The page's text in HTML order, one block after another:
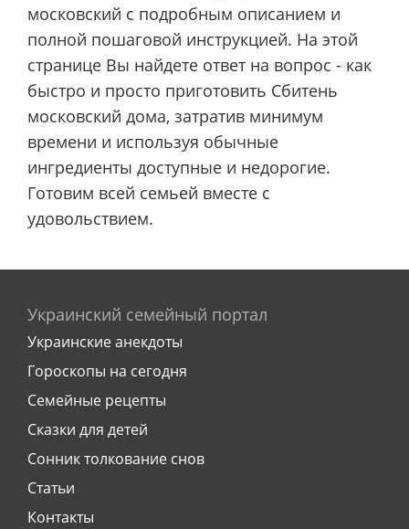
московский с подробным описанием и
полной пошаговой инструкцией. На этой
странице Вы найдете ответ на вопрос - как
быстро и просто приготовить Сбитень
московский дома, затратив минимум
времени и используя обычные
ингредиенты доступные и недорогие.
Готовим всей семьей вместе с
удовольствием.
Украинский семейный портал
Украинские анекдоты
Гороскопы на сегодня
Семейные рецепты
Сказки для детей
Сонник толкование снов
Статьи
Контакты